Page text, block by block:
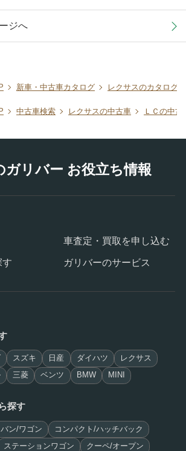
ジへ
新車・中古車カタログ レクサスのカタログ
中古車検索 レクサスの中古車 ＬＣの中古
ガリバー お役立ち情報
車査定・買取を申し込む
す
ガリバーのサービス
スズキ 日産 ダイハツ レクサス
三菱 ベンツ BMW MINI
探す
バン/ワゴン コンパクト/ハッチバック
ステーションワゴン クーペ/オープン